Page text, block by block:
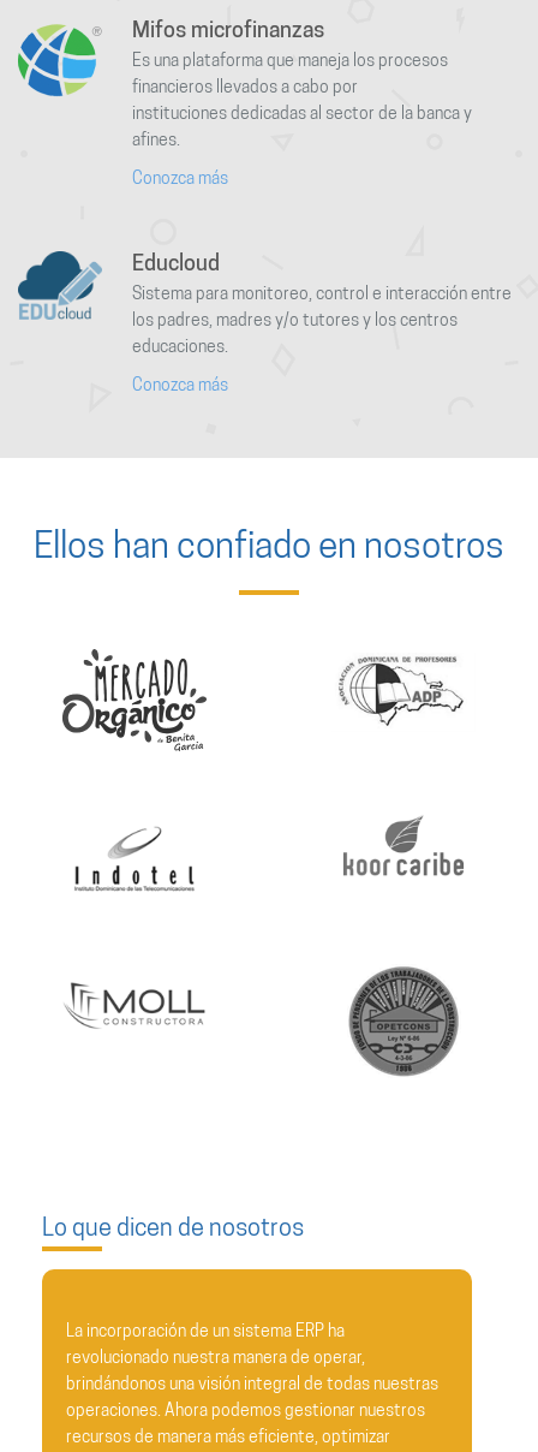
Mifos microfinanzas
Es una plataforma que maneja los procesos
financieros llevados a cabo por
instituciones dedicadas al sector de la banca y
afines.
Conozca más
Educloud
Sistema para monitoreo, control e interacción entre
los padres, madres y/o tutores y los centros
educaciones.
Conozca más
Ellos han confiado en nosotros
Lo que dicen de nosotros
sistema ERP ha
manera de operar,
integral de todas nuestras
podemos gestionar nuestros
más eficiente, optimizar
Estimados equipo de
En nombre de todo el equipo
expresar nuestro más
impecable implementación